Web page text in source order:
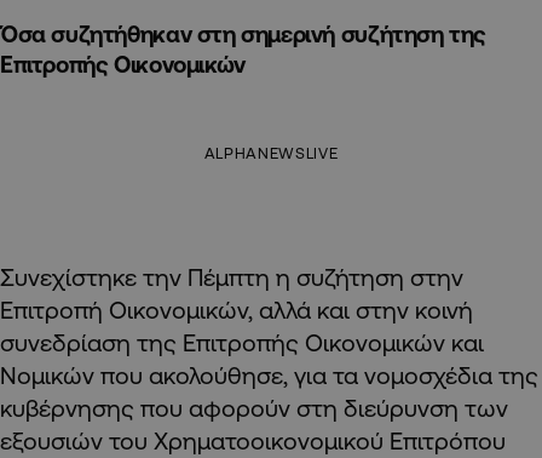
Όσα συζητήθηκαν στη σημερινή συζήτηση της
Επιτροπής Οικονομικών
ALPHANEWSLIVE
Συνεχίστηκε την Πέμπτη η συζήτηση στην
Επιτροπή Οικονομικών, αλλά και στην κοινή
συνεδρίαση της Επιτροπής Οικονομικών και
Νομικών που ακολούθησε, για τα νομοσχέδια της
κυβέρνησης που αφορούν στη διεύρυνση των
εξουσιών του Χρηματοοικονομικού Επιτρόπου